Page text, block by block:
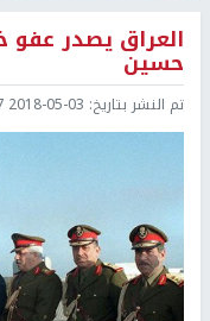
العراق يصدر
حسين
تم النشر بتاريخ: 2018-05-03 19:07